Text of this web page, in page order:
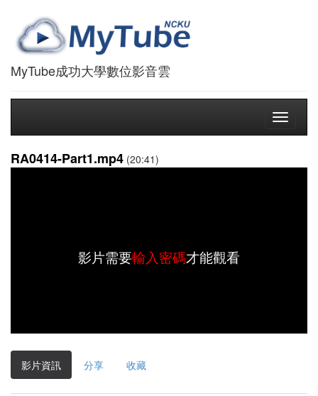
MyTube成功大學數位影音雲
Toggle
RA0414-Part1.mp4 (20:41)
影片需要輸入密碼才能觀看
影片資訊 分享 收藏